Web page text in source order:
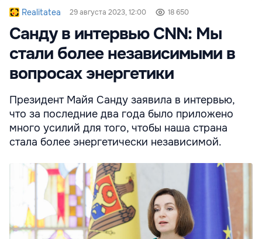
Realitatea 29 августа 2023, 12:00 18 650
Санду в интервью CNN: Мы
стали более независимыми в
вопросах энергетики
Президент Майя Санду заявила в интервью,
что за последние два года было приложено
много усилий для того, чтобы наша страна
стала более энергетически независимой.